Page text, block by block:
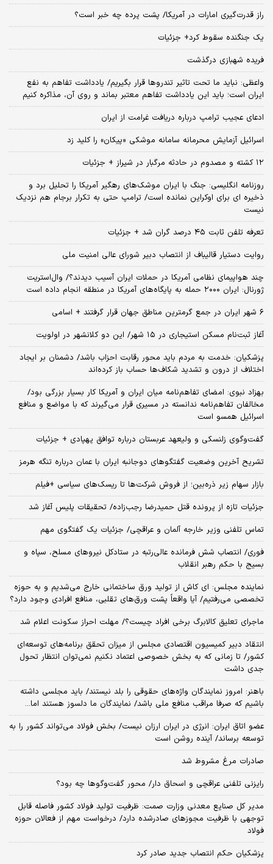
راز قدرت‌گیری امارات در آمریکا/ پشت پرده چه خبر است؟
یک جنگنده سقوط کرد+ جزئیات
فریده شهبازی درگذشت
واعظی: نباید ما تحت تاثیر تندروها قرار بگیریم/ یادداشت تفاهم به نفع
ایران است؛ باید این یادداشت تفاهم معتبر بماند و روی آن، مذاکره کنیم
ادعای عجیب ترامپ درباره دریافت غرامت از ایران
اسرائیل آزمایش محرمانه سامانه موشکی «پیکان» را کلید زد
۱۲ کشته و مصدوم در حادثه مرگبار در شیراز + جزئیات
روزنامه انگلیسی: جنگ با ایران موشک‌های رهگیر آمریکا را تحلیل برد و
ذخیره ای برای اوکراین نمانده است/ ترامپ حتی به تکرار برجام هم نزدیک
نیست
تعرفه تلفن ثابت ۴۵ درصد گران شد + جزئیات
روایت دستیار قالیباف از انتصاب دبیر شورای عالی امنیت ملی
چند هواپیمای نظامی آمریکا در حملات ایران آسیب دیدند؟/ وال‌استریت
ژورنال: ایران ۲۰۰۰ حمله به پایگاه‌های آمریکا در منطقه انجام داده است
۶ شهر ایران در جمع گرمترین مناطق جهان قرار گرفتند + اسامی
آغاز ثبت‌نام مسکن استیجاری در ۱۵ شهر/ این دو کلانشهر در اولویت
پزشکیان: خدمت به مردم باید محور رقابت احزاب باشد/ دشمنان بر ایجاد
اختلاف از درون و تشدید شکاف‌ها حساب باز کرده‌اند
بهزاد نبوی: امضای تفاهم‌نامه میان ایران و آمریکا کار بسیار بزرگی بود/
مخالفان تفاهم‌نامه ندانسته در مسیری قرار می‌گیرند که با مواضع و منافع
اسرائیل همسو است
گفت‌وگوی زلنسکی و ولیعهد عربستان درباره توافق پهپادی + جزئیات
تشریح آخرین وضعیت گفتگوهای دوجانبه ایران با عمان درباره تنگه هرمز
بازار سهام زیر ذره‌بین؛ از فروش شرکت‌ها تا ریسک‌های سیاسی +فیلم
جزئیات تازه از پرونده قتل حمیدرضا رجب‌زاده/ تحقیقات پلیس آغاز شد
تماس تلفنی وزیر خارجه آلمان و عراقچی/ جزئیات یک گفتگوی مهم
فوری/ انتصاب شش فرمانده عالی‌رتبه در ستادکل نیروهای مسلح، سپاه و
بسیج با حکم رهبر انقلاب
نماینده مجلس: ای‌ کاش از تولید ورق ساختمانی خارج می‌شدیم و به حوزه
تخصصی می‌رفتیم/ آیا واقعاً پشت ورق‌های تقلبی، منافع افرادی وجود دارد؟
ماجرای تعلیق کالابرگ برخی افراد چیست؟/ مهلت احراز سکونت اعلام شد
انتقاد دبیر کمیسیون اقتصادی مجلس از میزان تحقق برنامه‌های توسعه‌ای
کشور/ تا زمانی که به بخش خصوصی اعتماد نکنیم نمی‌توان انتظار تحول
جدی داشت
باهنر: امروز نمایندگان واژه‌های حقوقی را بلد نیستند/ باید مجلسی داشته
باشیم که صرفا مراقب منافع ملی باشد/ نمایندگان ما دلسوز هستند اما...
عضو اتاق ایران: انرژی در ایران ارزان نیست/ بخش فولاد می‌تواند کشور را به
توسعه برساند/ آینده روشن است
صادرات مرغ مشروط شد
رایزنی تلفنی عراقچی و اسحاق دار/ محور گفت‌وگوها چه بود؟
مدیر کل صنایع معدنی وزارت صمت: ظرفیت تولید فولاد کشور فاصله قابل‌
توجهی با ظرفیت مجوزهای صادرشده دارد/ درخواست مهم از فعالان حوزه
فولاد
پزشکیان حکم انتصاب جدید صادر کرد